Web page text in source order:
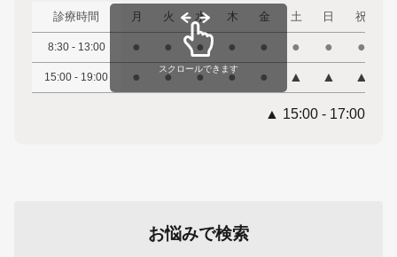
診療時間 月 火 水 木 金 土 日 祝
8:30 - 13:00 ● ● ● ● ● ● ● ●
15:00 - 19:00 ● ● ● ● ● ▲ ▲ ▲
スクロールできます
▲ 15:00 - 17:00
お悩みで検索